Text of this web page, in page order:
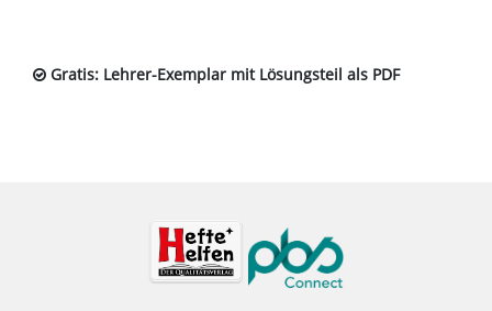
Gratis: Lehrer-Exemplar mit Lösungsteil als PDF